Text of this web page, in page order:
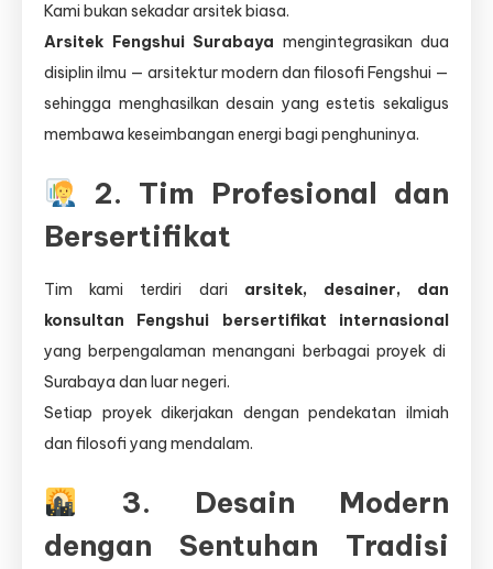
Kami bukan sekadar arsitek biasa.
Arsitek Fengshui Surabaya mengintegrasikan dua
disiplin ilmu — arsitektur modern dan filosofi Fengshui —
sehingga menghasilkan desain yang estetis sekaligus
membawa keseimbangan energi bagi penghuninya.
2. Tim Profesional dan
Bersertifikat
Tim kami terdiri dari arsitek, desainer, dan
konsultan Fengshui bersertifikat internasional
yang berpengalaman menangani berbagai proyek di
Surabaya dan luar negeri.
Setiap proyek dikerjakan dengan pendekatan ilmiah
dan filosofi yang mendalam.
3. Desain Modern
dengan Sentuhan Tradisi